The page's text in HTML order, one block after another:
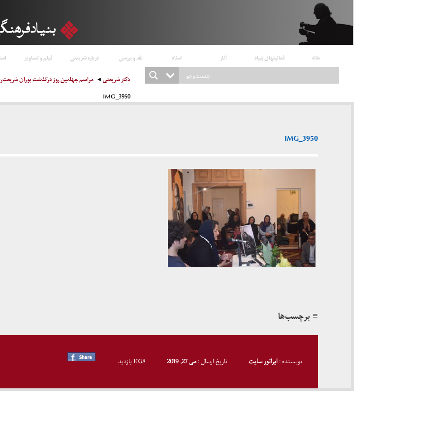
خانه فعالیتهای بنیاد آثار اسناد نقد و بررسی درباره شریعتی فیلم و تصاویر
دکتر شریعتی مراسم چهلمین روز درگذشت پوران شریعت‌رضوی (مشهد
IMG_3950
IMG_3950
≡ برچسب‌ها
نویسنده :اپراتور سایت تاریخ ارسال :می 27, 2019 1038 بازدید